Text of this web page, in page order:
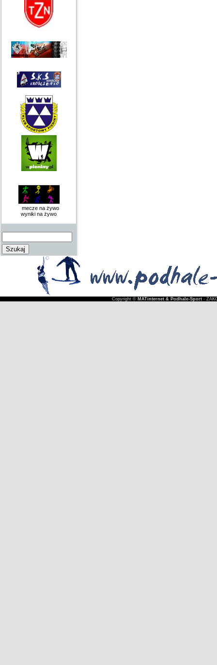
mecze na żywo
wyniki na żywo
Copyright © MATinternet & Podhale-Sport-